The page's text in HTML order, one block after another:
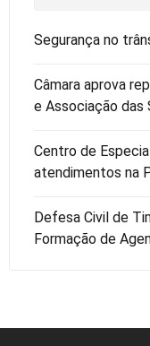
Segurança no
Câmara aprova
e Associação das
Centro de
atendimentos na
Defesa Civil de
Formação de